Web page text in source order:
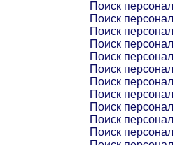
Поиск
Поиск
Поиск
Поиск
Поиск
Поиск
Поиск
Поиск
Поиск
Поиск
Поиск